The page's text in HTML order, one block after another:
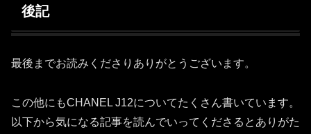
後記
最後までお読みくださりありがとうございます。
この他にもCHANEL J12についてたくさん書いています。
以下から気になる記事を読んでいってくださるとありがた